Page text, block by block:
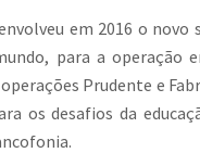
em 2016 o
para a operação
Prudente e
os desafios da